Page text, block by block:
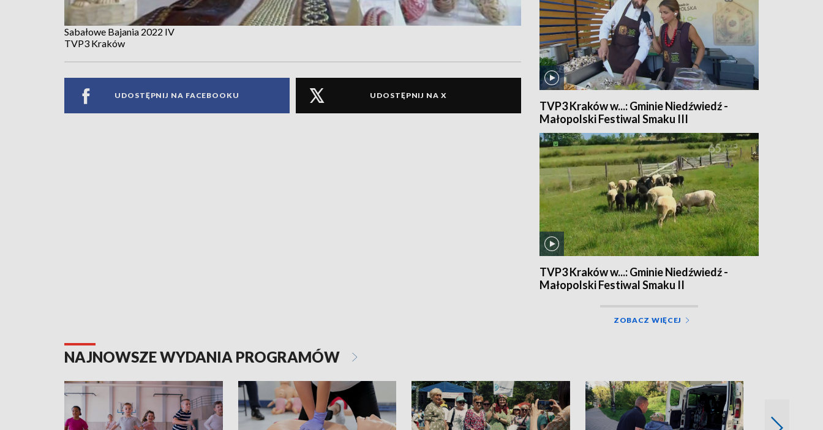
Sabałowe Bajania 2022 IV
TVP3 Kraków
UDOSTĘPNIJ NA FACEBOOKU UDOSTĘPNIJ NA X
TVP3 Kraków w...: Gminie Niedźwiedź -
Małopolski Festiwal Smaku III
TVP3 Kraków w...: Gminie Niedźwiedź -
Małopolski Festiwal Smaku II
ZOBACZ WIĘCEJ
NAJNOWSZE WYDANIA PROGRAMÓW